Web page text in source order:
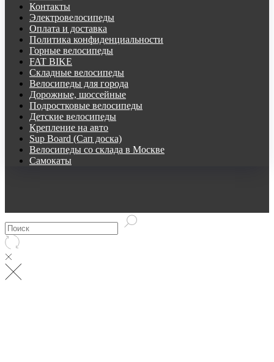
Контакты
Электровелосипеды
Оплата и доставка
Политика конфиденциальности
Горные велосипеды
FAT BIKE
Складные велосипеды
Велосипеды для города
Дорожные, шоссейные
Подростковые велосипеды
Детские велосипеды
Крепление на авто
Sup Board (Сап доска)
Велосипеды со склада в Москве
Самокаты